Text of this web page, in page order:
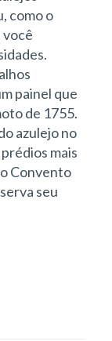
como o
você
painel que
de 1755.
azulejo no
mais
Convento
seu